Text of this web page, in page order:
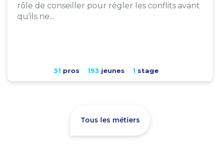
rôle de conseiller pour régler les conflits avant
qu'ils ne...
31 pros 193 jeunes 1 stage
Tous les métiers